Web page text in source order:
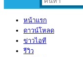
หน้าแรก
ดาวน์โหลด
ข่าวไอที
รีวิว